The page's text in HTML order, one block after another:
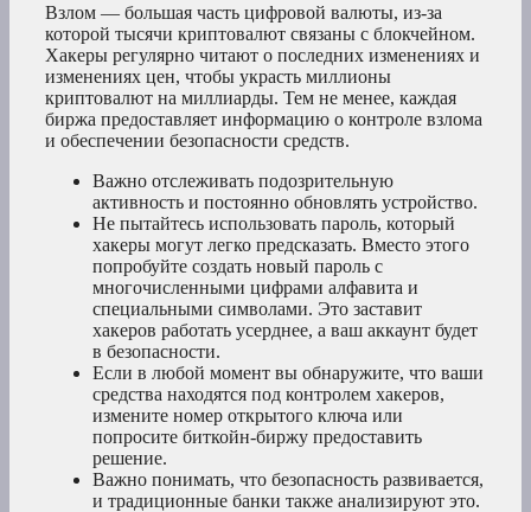
Взлом — большая часть цифровой валюты, из-за
которой тысячи криптовалют связаны с блокчейном.
Хакеры регулярно читают о последних изменениях и
изменениях цен, чтобы украсть миллионы
криптовалют на миллиарды. Тем не менее, каждая
биржа предоставляет информацию о контроле взлома
и обеспечении безопасности средств.
Важно отслеживать подозрительную
активность и постоянно обновлять устройство.
Не пытайтесь использовать пароль, который
хакеры могут легко предсказать. Вместо этого
попробуйте создать новый пароль с
многочисленными цифрами алфавита и
специальными символами. Это заставит
хакеров работать усерднее, а ваш аккаунт будет
в безопасности.
Если в любой момент вы обнаружите, что ваши
средства находятся под контролем хакеров,
измените номер открытого ключа или
попросите биткойн-биржу предоставить
решение.
Важно понимать, что безопасность развивается,
и традиционные банки также анализируют это.